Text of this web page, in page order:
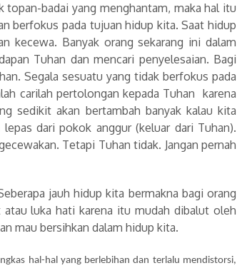
topan-badai yang menghantam, maka hal itu
berfokus pada tujuan hidup kita. Saat hidup
kecewa. Banyak orang sekarang ini dalam
Tuhan dan mencari penyelesaian. Bagi
Segala sesuatu yang tidak berfokus pada
carilah pertolongan kepada Tuhan karena
sedikit akan bertambah banyak kalau kita
dari pokok anggur (keluar dari Tuhan).
Tetapi Tuhan tidak. Jangan pernah
jauh hidup kita bermakna bagi orang
atau luka hati karena itu mudah dibalut oleh
mau bersihkan dalam hidup kita.
hal-hal yang berlebihan dan terlalu mendistorsi,